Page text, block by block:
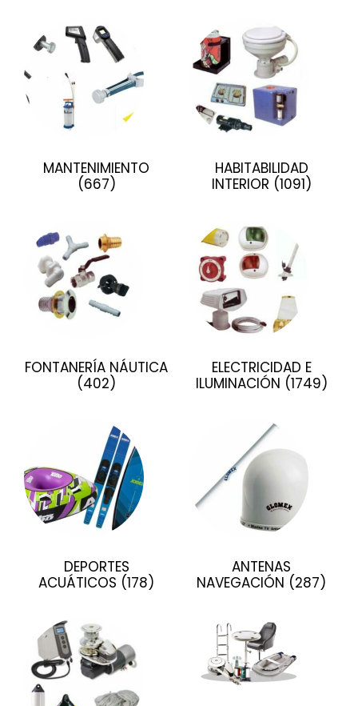
MANTENIMIENTO
(667)
HABITABILIDAD
INTERIOR (1091)
FONTANERÍA NÁUTICA
(402)
ELECTRICIDAD E
ILUMINACIÓN (1749)
DEPORTES
ACUÁTICOS (178)
ANTENAS
NAVEGACIÓN (287)